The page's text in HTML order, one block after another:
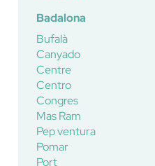
Badalona
Bufalà
Canyado
Centre
Centro
Congres
Mas Ram
Pep ventura
Pomar
Port